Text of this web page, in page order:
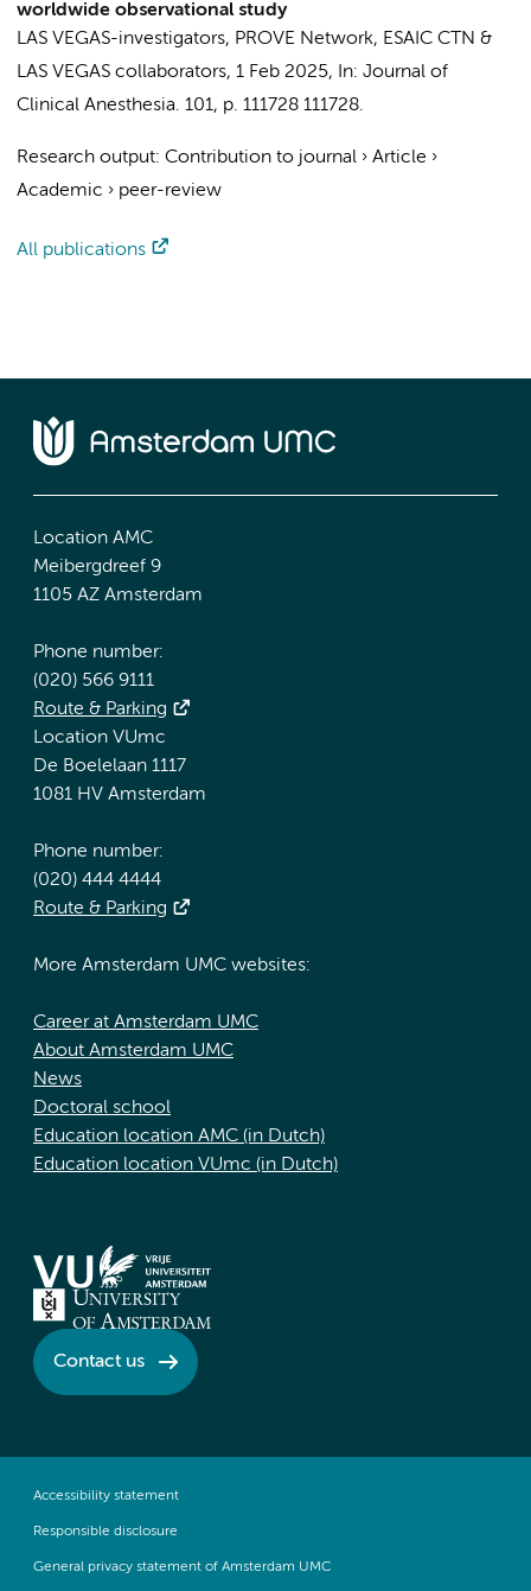
worldwide observational study
LAS VEGAS-investigators, PROVE Network, ESAIC CTN &
LAS VEGAS collaborators, 1 Feb 2025, In: Journal of
Clinical Anesthesia. 101, p. 111728 111728.
Research output: Contribution to journal › Article ›
Academic › peer-review
All publications
Location AMC
Meibergdreef 9
1105 AZ Amsterdam
Phone number:
(020) 566 9111
Route & Parking
Location VUmc
De Boelelaan 1117
1081 HV Amsterdam
Phone number:
(020) 444 4444
Route & Parking
More Amsterdam UMC websites:
Career at Amsterdam UMC
About Amsterdam UMC
News
Doctoral school
Education location AMC (in Dutch)
Education location VUmc (in Dutch)
Contact us
Accessibility statement
Responsible disclosure
General privacy statement of Amsterdam UMC